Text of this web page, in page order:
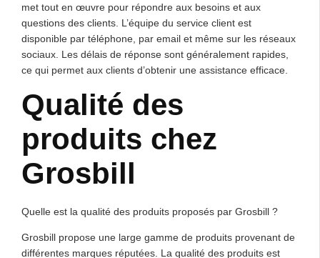
met tout en œuvre pour répondre aux besoins et aux
questions des clients. L’équipe du service client est
disponible par téléphone, par email et même sur les réseaux
sociaux. Les délais de réponse sont généralement rapides,
ce qui permet aux clients d’obtenir une assistance efficace.
Qualité des
produits chez
Grosbill
Quelle est la qualité des produits proposés par Grosbill ?
Grosbill propose une large gamme de produits provenant de
différentes marques réputées. La qualité des produits est